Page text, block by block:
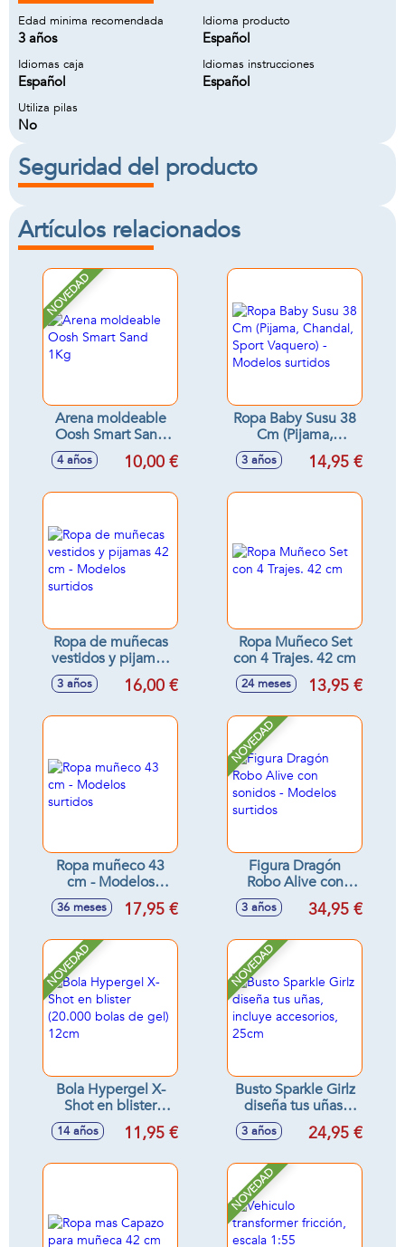
Edad minima recomendada
3 años
Idioma producto
Español
Idiomas caja
Español
Idiomas instrucciones
Español
Utiliza pilas
No
Seguridad del producto
Artículos relacionados
NOVEDAD
Arena moldeable
Oosh Smart Sand
1Kg
4 años 10,00 €
Ropa Baby Susu 38
Cm (Pijama,
Chandal, Sport
Vaquero) - Modelos
3 años 14,95 €
Ropa de muñecas
vestidos y pijamas
42 cm - Modelos
surtidos
3 años 16,00 €
Ropa Muñeco Set
con 4 Trajes. 42 cm
24 meses 13,95 €
Ropa muñeco 43
cm - Modelos
surtidos
36 meses 17,95 €
NOVEDAD
Figura Dragón
Robo Alive con
sonidos - Modelos
surtidos
3 años 34,95 €
NOVEDAD
Bola Hypergel X-
Shot en blister
(20.000 bolas de
gel) 12cm
14 años 11,95 €
NOVEDAD
Busto Sparkle Girlz
diseña tus uñas,
incluye accesorios,
25cm
3 años 24,95 €
NOVEDAD